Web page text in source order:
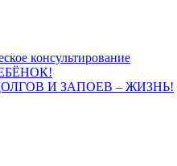
консультирование
И ЗАПОЕВ – ЖИЗНЬ!